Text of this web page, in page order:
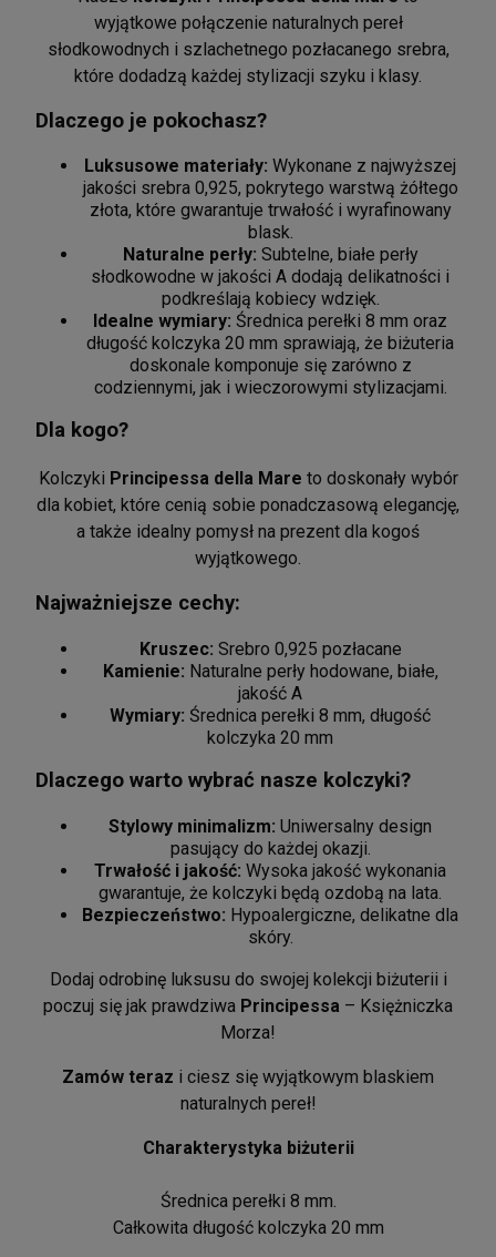
wyjątkowe połączenie naturalnych pereł
słodkowodnych i szlachetnego pozłacanego srebra,
które dodadzą każdej stylizacji szyku i klasy.
Dlaczego je pokochasz?
Luksusowe materiały: Wykonane z najwyższej
jakości srebra 0,925, pokrytego warstwą żółtego
złota, które gwarantuje trwałość i wyrafinowany
blask.
Naturalne perły: Subtelne, białe perły
słodkowodne w jakości A dodają delikatności i
podkreślają kobiecy wdzięk.
Idealne wymiary: Średnica perełki 8 mm oraz
długość kolczyka 20 mm sprawiają, że biżuteria
doskonale komponuje się zarówno z
codziennymi, jak i wieczorowymi stylizacjami.
Dla kogo?
Kolczyki Principessa della Mare to doskonały wybór
dla kobiet, które cenią sobie ponadczasową elegancję,
a także idealny pomysł na prezent dla kogoś
wyjątkowego.
Najważniejsze cechy:
Kruszec: Srebro 0,925 pozłacane
Kamienie: Naturalne perły hodowane, białe,
jakość A
Wymiary: Średnica perełki 8 mm, długość
kolczyka 20 mm
Dlaczego warto wybrać nasze kolczyki?
Stylowy minimalizm: Uniwersalny design
pasujący do każdej okazji.
Trwałość i jakość: Wysoka jakość wykonania
gwarantuje, że kolczyki będą ozdobą na lata.
Bezpieczeństwo: Hypoalergiczne, delikatne dla
skóry.
Dodaj odrobinę luksusu do swojej kolekcji biżuterii i
poczuj się jak prawdziwa Principessa – Księżniczka
Morza!
Zamów teraz i ciesz się wyjątkowym blaskiem
naturalnych pereł!
Charakterystyka biżuterii
Średnica perełki 8 mm.
Całkowita długość kolczyka 20 mm